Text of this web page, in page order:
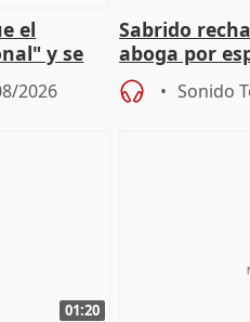
el
y se
2026
Sabrido
aboga por
investigación
Sonido
01:20